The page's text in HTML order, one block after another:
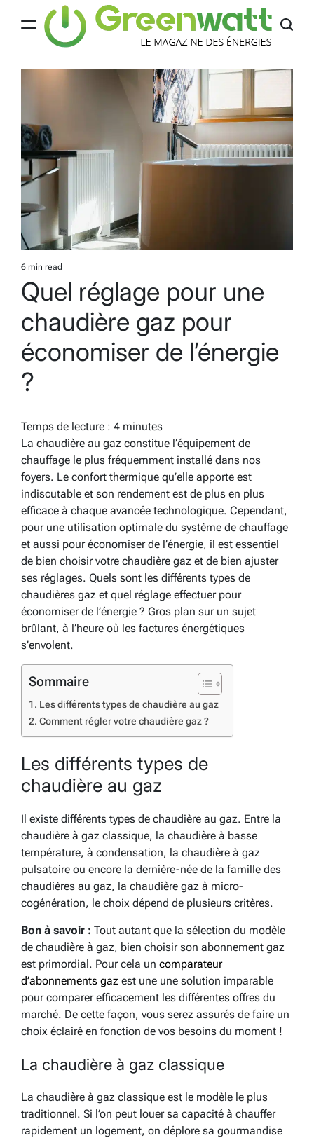
Estimated
read
time
6 min read
Quel réglage pour une
chaudière gaz pour
économiser de l’énergie
?
Temps de lecture : 4 minutes
La chaudière au gaz constitue l’équipement de
chauffage le plus fréquemment installé dans nos
foyers. Le confort thermique qu’elle apporte est
indiscutable et son rendement est de plus en plus
efficace à chaque avancée technologique. Cependant,
pour une utilisation optimale du système de chauffage
et aussi pour économiser de l’énergie, il est essentiel
de bien choisir votre chaudière gaz et de bien ajuster
ses réglages. Quels sont les différents types de
chaudières gaz et quel réglage effectuer pour
économiser de l’énergie ? Gros plan sur un sujet
brûlant, à l’heure où les factures énergétiques
s’envolent.
Sommaire
Les différents types de chaudière au gaz
Comment régler votre chaudière gaz ?
Les différents types de
chaudière au gaz
Il existe différents types de chaudière au gaz. Entre la
chaudière à gaz classique, la chaudière à basse
température, à condensation, la chaudière à gaz
pulsatoire ou encore la dernière-née de la famille des
chaudières au gaz, la chaudière gaz à micro-
cogénération, le choix dépend de plusieurs critères.
Bon à savoir : Tout autant que la sélection du modèle
de chaudière à gaz, bien choisir son abonnement gaz
est primordial. Pour cela un comparateur
d’abonnements gaz est une une solution imparable
pour comparer efficacement les différentes offres du
marché. De cette façon, vous serez assurés de faire un
choix éclairé en fonction de vos besoins du moment !
La chaudière à gaz classique
La chaudière à gaz classique est le modèle le plus
traditionnel. Si l’on peut louer sa capacité à chauffer
rapidement un logement, on déplore sa gourmandise